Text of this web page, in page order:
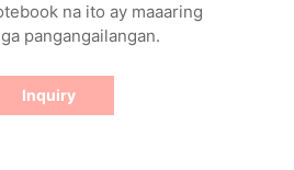
na ito ay maaaring
pangangailangan.
Inquiry